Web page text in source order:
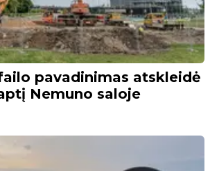
pavadinimas atskleidė
Nemuno saloje